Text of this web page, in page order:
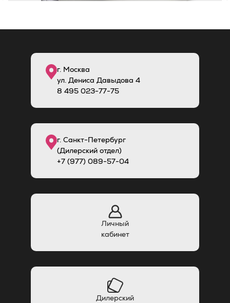
г. Москва
ул. Дениса Давыдова 4
8 495 023-77-75
г. Санкт-Петербург
(Дилерский отдел)
+7 (977) 089-57-04
Личный
кабинет
Дилерский